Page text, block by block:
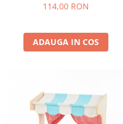
114,00 RON
ADAUGA IN COS